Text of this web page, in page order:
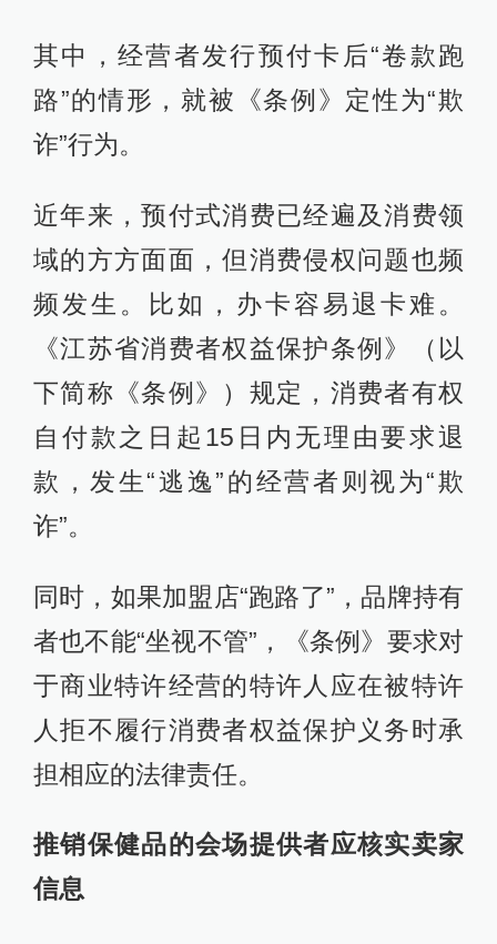
其中，经营者发行预付卡后“卷款跑
路”的情形，就被《条例》定性为“欺
诈”行为。
近年来，预付式消费已经遍及消费领
域的方方面面，但消费侵权问题也频
频发生。比如，办卡容易退卡难。
《江苏省消费者权益保护条例》（以
下简称《条例》）规定，消费者有权
自付款之日起15日内无理由要求退
款，发生“逃逸”的经营者则视为“欺
诈”。
同时，如果加盟店“跑路了”，品牌持有
者也不能“坐视不管”，《条例》要求对
于商业特许经营的特许人应在被特许
人拒不履行消费者权益保护义务时承
担相应的法律责任。
推销保健品的会场提供者应核实卖家
信息